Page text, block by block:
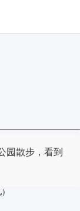
园散步，看到